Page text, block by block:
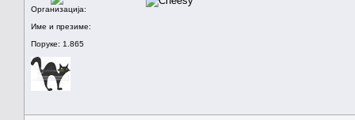
Организација:
Име и презиме:
Поруке: 1.865